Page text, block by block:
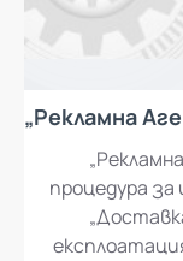
процедура